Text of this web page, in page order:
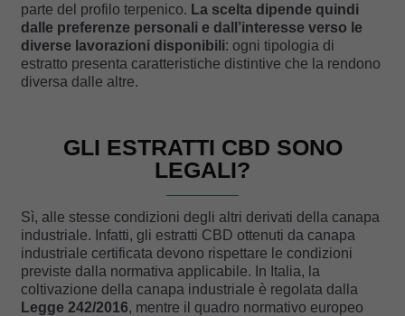
parte del profilo terpenico. La scelta dipende quindi
dalle preferenze personali e dall’interesse verso le
diverse lavorazioni disponibili: ogni tipologia di
estratto presenta caratteristiche distintive che la rendono
diversa dalle altre.
GLI ESTRATTI CBD SONO
LEGALI?
Sì, alle stesse condizioni degli altri derivati della canapa
industriale. Infatti, gli estratti CBD ottenuti da canapa
industriale certificata devono rispettare le condizioni
previste dalla normativa applicabile. In Italia, la
coltivazione della canapa industriale è regolata dalla
Legge 242/2016, mentre il quadro normativo europeo